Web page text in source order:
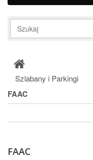
Szlabany i Parkingi
FAAC
FAAC